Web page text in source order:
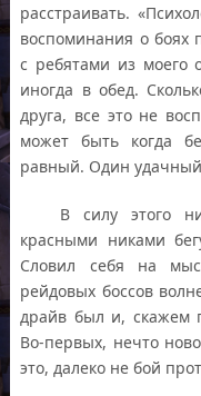
расстраивать.
воспоминания о боях
с ребятами из моего
иногда в обед.
друга, все это не
может быть когда
равный. Один
В силу этого
красными никами
Словил себя на
рейдовых боссов
драйв был и, скажем
Во-первых, нечто
это, далеко не бой